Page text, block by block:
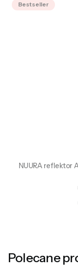
Bestseller
NUURA reflektor
Polecane